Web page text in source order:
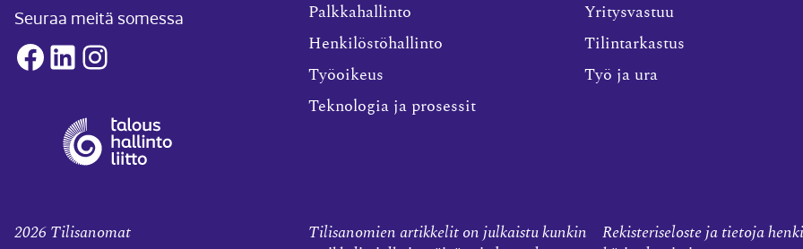
Seuraa meitä somessa
Facebook
LinkedInInstagram
Palkkahallinto
Henkilöstöhallinto
Työoikeus
Teknologia ja prosessit
Yritysvastuu
Tilintarkastus
Työ ja ura
2026 Tilisanomat
Tilisanomien artikkelit on julkaistu kunkin
Rekisteriseloste ja tietoja